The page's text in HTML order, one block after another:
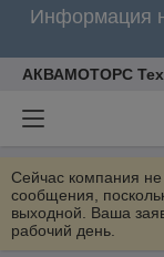
Информация
АКВАМОТОРС
Сейчас компания
сообщения,
выходной. Ваша
рабочий день.